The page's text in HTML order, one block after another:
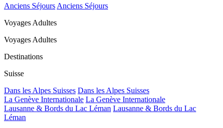
Anciens Séjours Anciens Séjours
Voyages Adultes
Voyages Adultes
Destinations
Suisse
Dans les Alpes Suisses Dans les Alpes Suisses
La Genève Internationale La Genève Internationale
Lausanne & Bords du Lac Léman Lausanne & Bords du Lac
Léman